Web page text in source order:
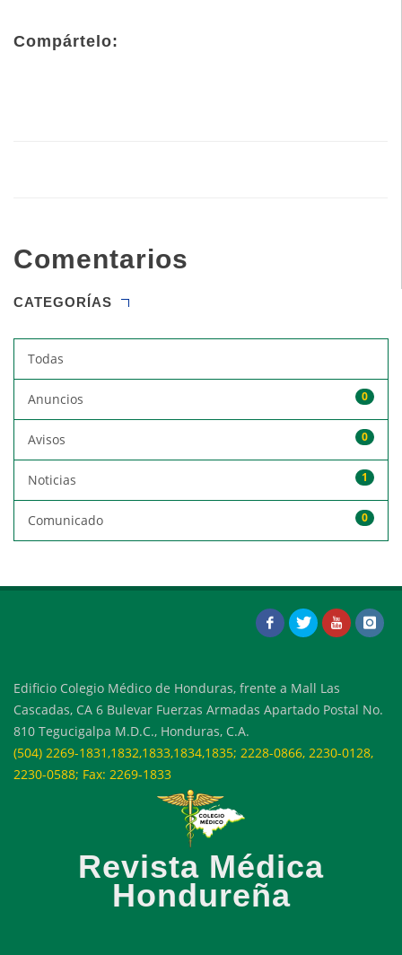
Compártelo:
Comentarios
CATEGORÍAS
Todas
0
Anuncios
0
Avisos
1
Noticias
0
Comunicado
Edificio Colegio Médico de Honduras, frente a Mall Las
Cascadas, CA 6 Bulevar Fuerzas Armadas Apartado Postal No.
810 Tegucigalpa M.D.C., Honduras, C.A.
(504) 2269-1831,1832,1833,1834,1835; 2228-0866, 2230-0128,
2230-0588; Fax: 2269-1833
Revista Médica
Hondureña